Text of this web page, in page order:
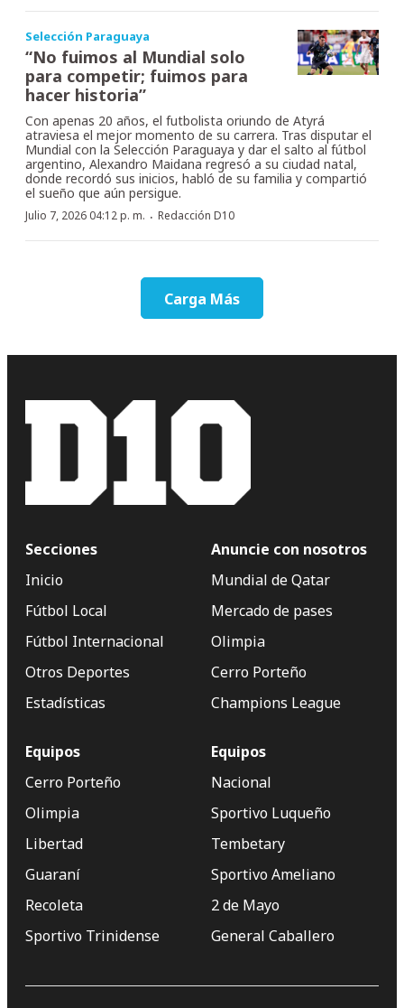
Selección Paraguaya
“No fuimos al Mundial solo
para competir; fuimos para
hacer historia”
Con apenas 20 años, el futbolista oriundo de Atyrá
atraviesa el mejor momento de su carrera. Tras disputar el
Mundial con la Selección Paraguaya y dar el salto al fútbol
argentino, Alexandro Maidana regresó a su ciudad natal,
donde recordó sus inicios, habló de su familia y compartió
el sueño que aún persigue.
Julio 7, 2026 04:12 p. m. · Redacción D10
Carga Más
Secciones
Inicio
Fútbol Local
Fútbol Internacional
Otros Deportes
Estadísticas
Anuncie con nosotros
Mundial de Qatar
Mercado de pases
Olimpia
Cerro Porteño
Champions League
Equipos
Cerro Porteño
Olimpia
Libertad
Guaraní
Recoleta
Sportivo Trinidense
Equipos
Nacional
Sportivo Luqueño
Tembetary
Sportivo Ameliano
2 de Mayo
General Caballero